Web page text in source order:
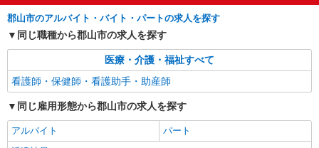
キープ 詳細を見る
株式会社kotrio /●SD-H-2066700
≪郡山市≫年齢不問！０からスタートでも活躍
できる看護助手♪
時給1350円〜2062円 ＜日払い有/週払い有/交
通費全支給(ガソリン代含む)＞
郡山市のアルバイト・バイト・パートの求人を探す
同じ職種から郡山市の求人を探す
医療・介護・福祉すべて
看護師・保健師・看護助手・助産師
同じ雇用形態から郡山市の求人を探す
アルバイト
パート